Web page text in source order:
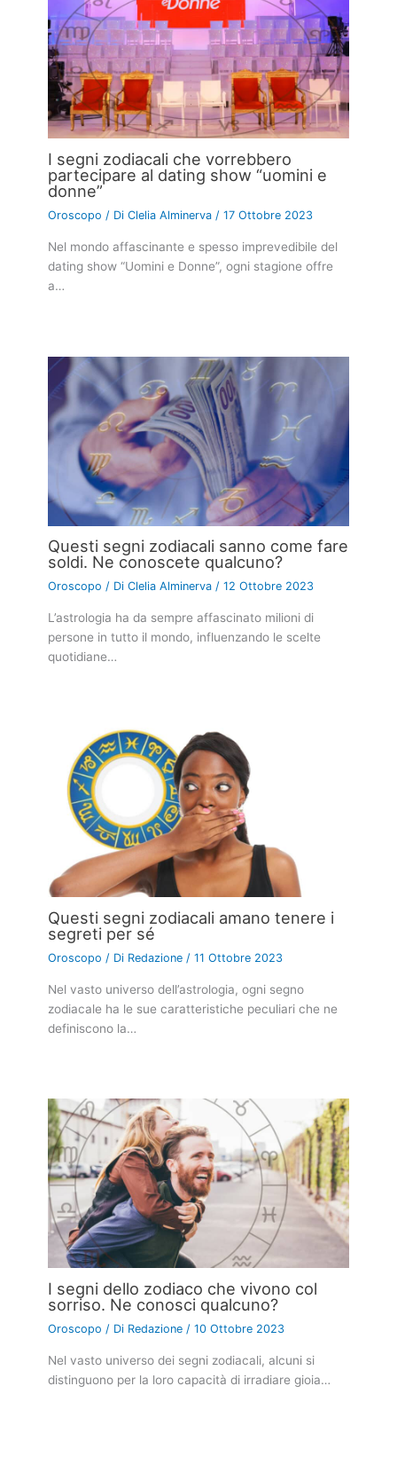
I segni zodiacali che vorrebbero
partecipare al dating show “uomini e
donne”
Oroscopo / DiClelia Alminerva/17 Ottobre 2023
Nel mondo affascinante e spesso imprevedibile del
dating show “Uomini e Donne”, ogni stagione offre
a…
Questi segni zodiacali sanno come fare
soldi. Ne conoscete qualcuno?
Oroscopo / DiClelia Alminerva/12 Ottobre 2023
L’astrologia ha da sempre affascinato milioni di
persone in tutto il mondo, influenzando le scelte
quotidiane…
Questi segni zodiacali amano tenere i
segreti per sé
Oroscopo / Di Redazione /11 Ottobre 2023
Nel vasto universo dell’astrologia, ogni segno
zodiacale ha le sue caratteristiche peculiari che ne
definiscono la…
I segni dello zodiaco che vivono col
sorriso. Ne conosci qualcuno?
Oroscopo / Di Redazione/10 Ottobre 2023
Nel vasto universo dei segni zodiacali, alcuni si
distinguono per la loro capacità di irradiare gioia…